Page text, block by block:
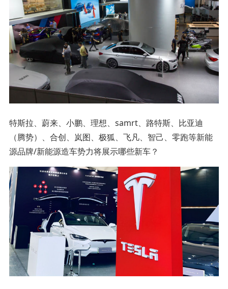
特斯拉、蔚来、小鹏、理想、samrt、路特斯、比亚迪
（腾势）、合创、岚图、极狐、飞凡、智己、零跑等新能
源品牌/新能源造车势力将展示哪些新车？